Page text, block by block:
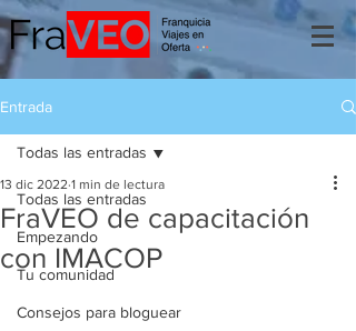
Entrada
Todas las entradas
Empezando
Tu comunidad
Consejos para bloguear
Todas las entradas
FraVEO de capacitación
con IMACOP
13 dic 2022 1 min de lectura